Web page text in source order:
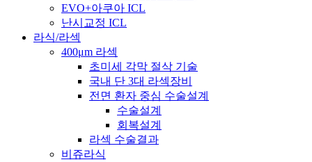
EVO+아쿠아 ICL
난시교정 ICL
라식/라섹
400μm 라섹
초미세 각막 절삭 기술
국내 단 3대 라섹장비
전면 환자 중심 수술설계
수술설계
회복설계
라섹 수술결과
비쥬라식